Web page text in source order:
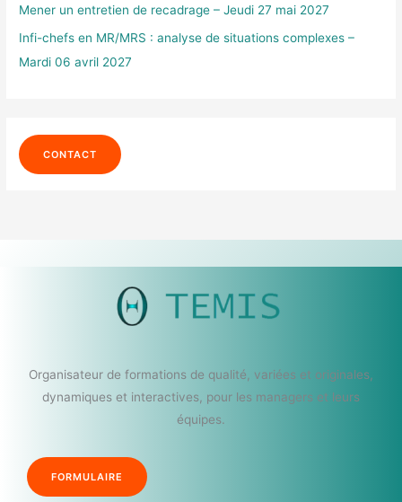
Mener un entretien de recadrage – Jeudi 27 mai 2027
Infi-chefs en MR/MRS : analyse de situations complexes –
Mardi 06 avril 2027
CONTACT
Organisateur de formations de qualité, variées et originales,
dynamiques et interactives, pour les managers et leurs
équipes.
FORMULAIRE